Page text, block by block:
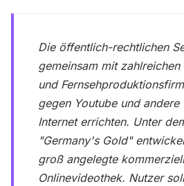
Die öffentlich-rechtlichen
gemeinsam mit
und
gegen Youtube und
Internet errichten. Unter
"Germany's Gold"
groß angelegte
Onlinevideothek. Nutzer